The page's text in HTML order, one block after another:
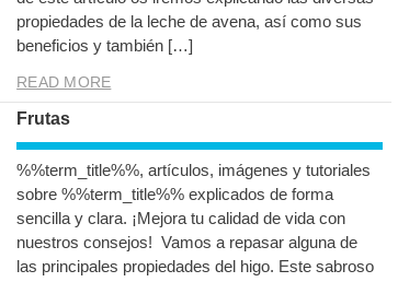
propiedades de la leche de avena, así como sus
beneficios y también […]
READ MORE
Frutas
%%term_title%%, artículos, imágenes y tutoriales
sobre %%term_title%% explicados de forma
sencilla y clara. ¡Mejora tu calidad de vida con
nuestros consejos! Vamos a repasar alguna de
las principales propiedades del higo. Este sabroso